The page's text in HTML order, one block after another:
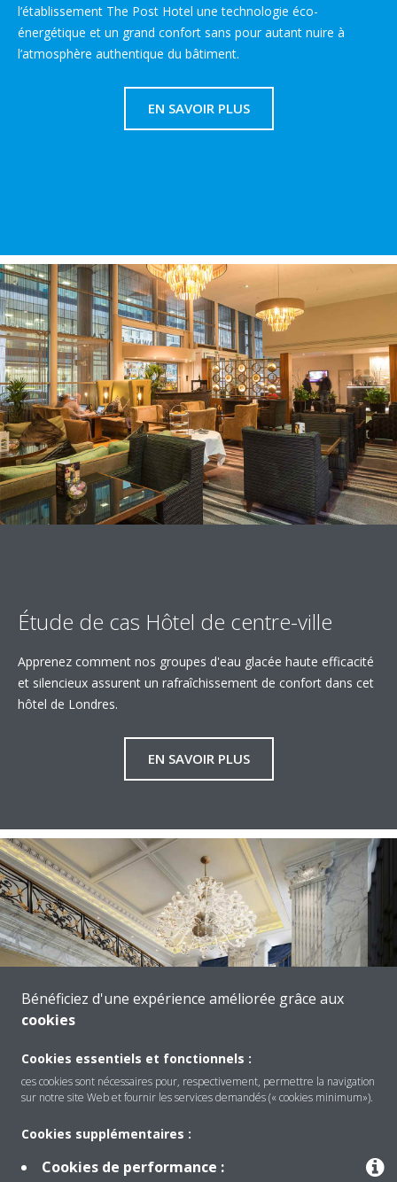
l’établissement The Post Hotel une technologie éco-
énergétique et un grand confort sans pour autant nuire à
l’atmosphère authentique du bâtiment.
EN SAVOIR PLUS
Étude de cas Hôtel de centre-ville
Apprenez comment nos groupes d'eau glacée haute efficacité
et silencieux assurent un rafraîchissement de confort dans cet
hôtel de Londres.
EN SAVOIR PLUS
Étude de cas Suites de l'hôtel Samrya
Bénéficiez d'une expérience améliorée grâce aux
cookies
Cookies essentiels et fonctionnels :
ces cookies sont nécessaires pour, respectivement, permettre la navigation
sur notre site Web et fournir les services demandés (« cookies minimum»).
Cookies supplémentaires :
Cookies de performance :